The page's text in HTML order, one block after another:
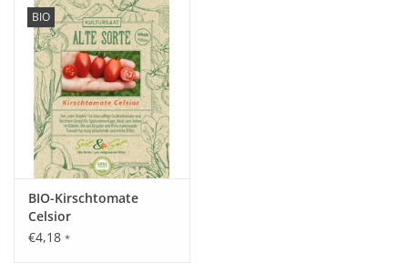
Inhalt:
15 Korn
BIO
BIO-Kirschtomate
Celsior
€4,18 *